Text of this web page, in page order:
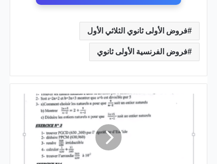
فروض الأولى ثانوي الثلاثي الأول
فروض الفرنسية الأولى ثانوي
correction
devoir
de
contrôle
n°1math
1